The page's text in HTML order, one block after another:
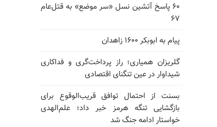
۶۰ پاسخ آتشین نسل «سر موضع» به قتل‌عام
۶۷
پیام به ابوبکر ۱۶۰۰ زاهدان
گلریزان همیاری؛ راز پرداخت‌گری و فداکاری
شیداوار در عین تنگنای اقتصادی
بسنت از احتمال توافق قریب‌الوقوع برای
بازگشایی تنگه هرمز خبر داد؛ علم‌الهدی
خواستار ادامه جنگ شد